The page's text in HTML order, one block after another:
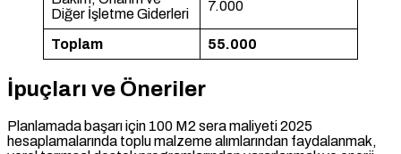
Diğer İşletme Giderleri
7.000
Toplam 55.000
İpuçları ve Öneriler
Planlamada başarı için 100 M2 sera maliyeti 2025
hesaplamalarında toplu malzeme alımlarından faydalanmak,